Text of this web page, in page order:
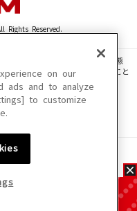
Rights Reserved.
真・動画・音声等を、手段や形態
製、転載、ファイル化などすること
ない場合があります。
る場合があります。
on our
ads and to analyze
to customize